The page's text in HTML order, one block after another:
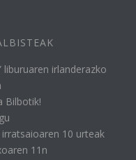
liburuaren irlanderazko
Bilbotik!
10 urteak
11n